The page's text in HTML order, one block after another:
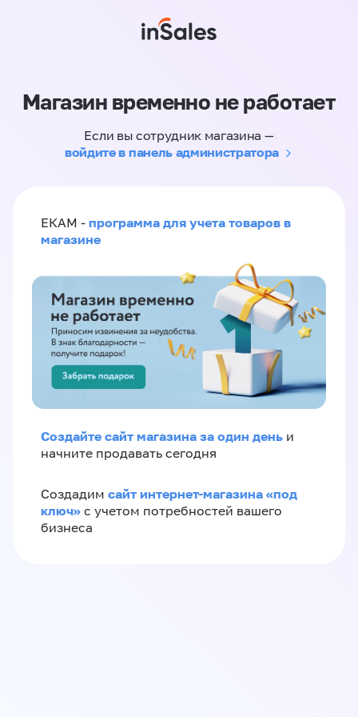
Магазин временно не работает
Если вы сотрудник магазина —
войдите в панель администратора
ЕКАМ - программа для учета товаров в
магазине
Создайте сайт магазина за один день и
начните продавать сегодня
Создадим сайт интернет-магазина «под
ключ» с учетом потребностей вашего
бизнеса